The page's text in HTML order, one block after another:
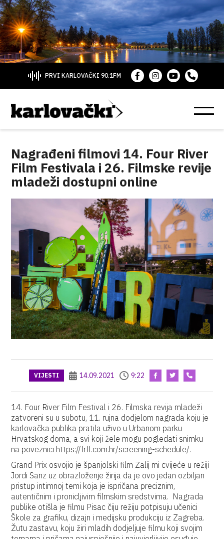
PRVI KARLOVAČKI 90.1FM
Nagrađeni filmovi 14. Four River
Film Festivala i 26. Filmske revije
mladeži dostupni online
VIJESTI 14.09.2021 9:22
14. Four River Film Festival i 26. Filmska revija mladeži
zatvoreni su u subotu, 11. rujna dodjelom nagrada koju je
karlovačka publika pratila uživo u Urbanom parku
Hrvatskog doma, a svi koji žele mogu pogledati snimku
na poveznici https://frff.com.hr/screening-schedule/.
Grand Prix osvojio je španjolski film Zalij mi cvijeće u režiji
Jordi Sanz uz obrazloženje žirija da je ovo jedan ozbiljan
pristup intimnoj temi koja je ispričana preciznim,
autentičnim i pronicljivim filmskim sredstvima. Nagrada
publike otišla je filmu Pisac čiju režiju potpisuju učenici
Škole za grafiku, dizajn i medijsku produkciju iz Zagreba.
Žutu zastavu, koju žiri mladih dodjeljuje filmu koji svojim